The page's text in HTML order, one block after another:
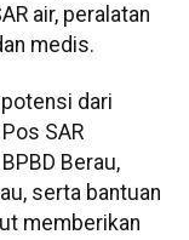
air, peralatan
medis.
dari
SAR
Berau,
serta bantuan
memberikan